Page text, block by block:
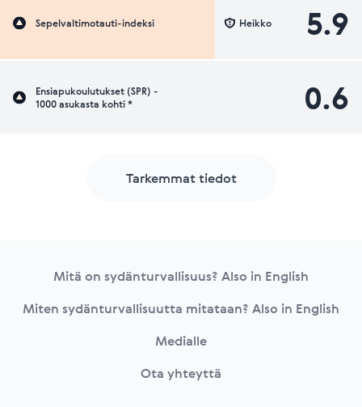
Sepelvaltimotauti-indeksi 5.9
Heikko
Ensiapukoulutukset (SPR) -
1000 asukasta kohti *
0.6
Tarkemmat tiedot
Mitä on sydänturvallisuus? Also in English
Miten sydänturvallisuutta mitataan? Also in English
Medialle
Ota yhteyttä